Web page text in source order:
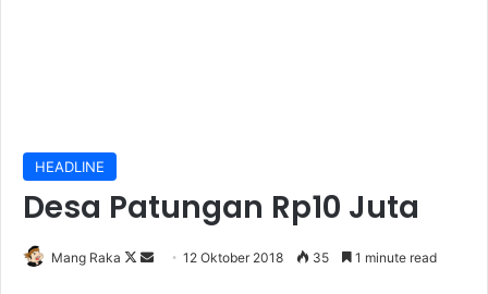
HEADLINE
Desa Patungan Rp10 Juta
Mang Raka
Follow
Send12 Oktober 2018 35 1 minute read